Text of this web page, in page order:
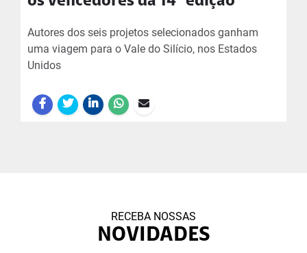
Autores dos seis projetos selecionados ganham
uma viagem para o Vale do Silício, nos Estados
Unidos
RECEBA NOSSAS
NOVIDADES